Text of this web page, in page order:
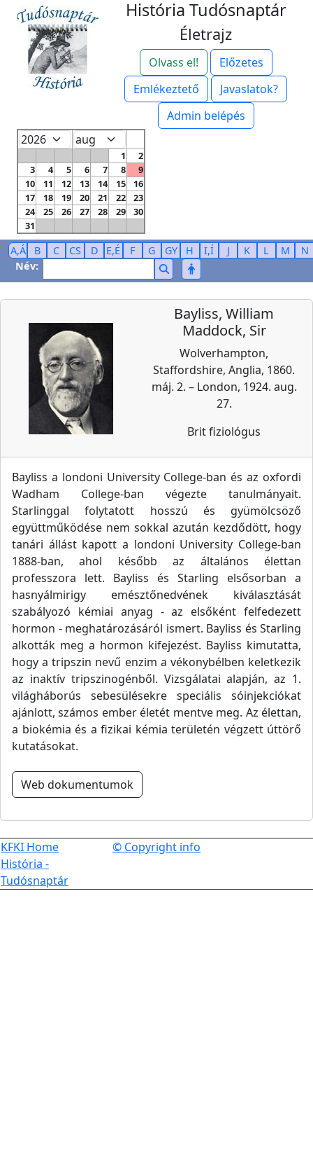
História Tudósnaptár
Életrajz
Olvass el!
Előzetes
Emlékeztető
Javaslatok?
Admin belépés
1
2
3
4 5 6 7 8
9
10
11 12 13 14 15
16
17
18 19 20 21 22
23
24
25 26 27 28 29
30
31
A,Á B C CS D E,É F G GY H I,Í J K L M
N
Név:
Bayliss, William
Maddock, Sir
Wolverhampton,
Staffordshire, Anglia, 1860.
máj. 2. – London, 1924. aug.
27.
Brit fiziológus
Bayliss a londoni University College-ban és az oxfordi
Wadham College-ban végezte tanulmányait.
Starlinggal folytatott hosszú és gyümölcsöző
együttműködése nem sokkal azután kezdődött, hogy
tanári állást kapott a londoni University College-ban
1888-ban, ahol később az általános élettan
professzora lett. Bayliss és Starling elsősorban a
hasnyálmirigy emésztőnedvének kiválasztását
szabályozó kémiai anyag - az elsőként felfedezett
hormon - meghatározásáról ismert. Bayliss és Starling
alkották meg a hormon kifejezést. Bayliss kimutatta,
hogy a tripszin nevű enzim a vékonybélben keletkezik
az inaktív tripszinogénből. Vizsgálatai alapján, az 1.
világháborús sebesülésekre speciális sóinjekciókat
ajánlott, számos ember életét mentve meg. Az élettan,
a biokémia és a fizikai kémia területén végzett úttörő
kutatásokat.
Web dokumentumok
KFKI Home
História -
Tudósnaptár
© Copyright info